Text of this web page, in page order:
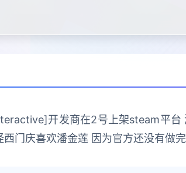
开发商在2号上架steam平台
门庆喜欢潘金莲 因为官方还没有做